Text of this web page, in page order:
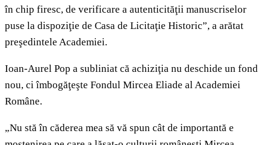
în chip firesc, de verificare a autenticităţii manuscriselor
puse la dispoziţie de Casa de Licitaţie Historic”, a arătat
preşedintele Academiei.
Ioan-Aurel Pop a subliniat că achiziţia nu deschide un fond
nou, ci îmbogăţeşte Fondul Mircea Eliade al Academiei
Române.
„Nu stă în căderea mea să vă spun cât de importantă e